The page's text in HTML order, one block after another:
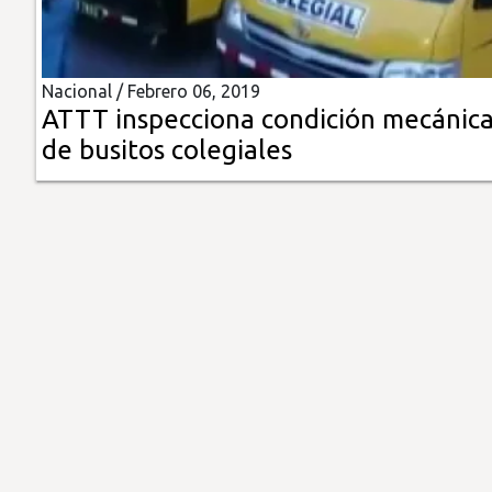
Insólitas
Multimedia
Impreso
Nacional / Febrero 06, 2019
ATTT inspecciona condición
de busitos colegiales